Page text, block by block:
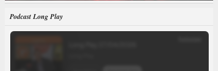
Podcast Long Play